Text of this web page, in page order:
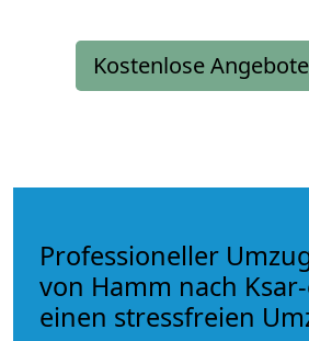
Kostenlose
Professioneller
von Hamm nach
einen stressfreien